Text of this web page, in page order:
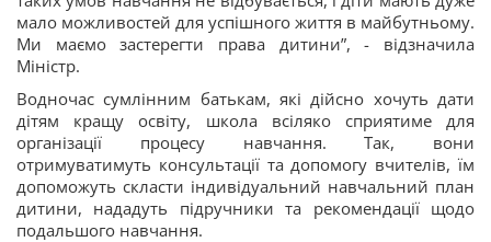
мало можливостей для успішного життя в майбутньому.
Ми маємо застерегти права дитини”, - відзначила
Міністр.
Водночас сумлінним батькам, які дійсно хочуть дати
дітям кращу освіту, школа всіляко сприятиме для
організації процесу навчання. Так, вони
отримуватимуть консультації та допомогу вчителів, їм
допоможуть скласти індивідуальний навчальний план
дитини, нададуть підручники та рекомендації щодо
подальшого навчання.